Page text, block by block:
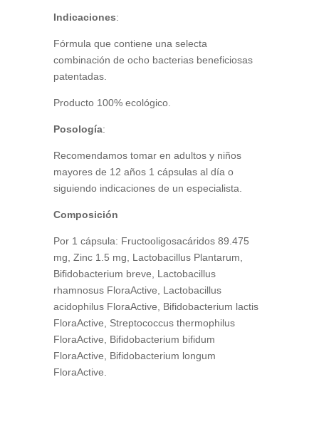
Indicaciones:
Fórmula que contiene una selecta
combinación de ocho bacterias beneficiosas
patentadas.
Producto 100% ecológico.
Posología:
Recomendamos tomar en adultos y niños
mayores de 12 años 1 cápsulas al día o
siguiendo indicaciones de un especialista.
Composición
Por 1 cápsula: Fructooligosacáridos 89.475
mg, Zinc 1.5 mg, Lactobacillus Plantarum,
Bifidobacterium breve, Lactobacillus
rhamnosus FloraActive, Lactobacillus
acidophilus FloraActive, Bifidobacterium lactis
FloraActive, Streptococcus thermophilus
FloraActive, Bifidobacterium bifidum
FloraActive, Bifidobacterium longum
FloraActive.